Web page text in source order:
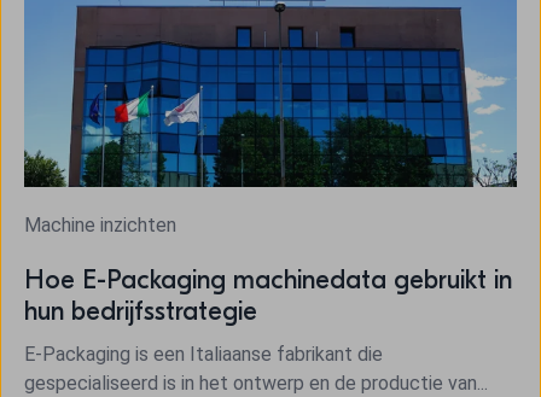
Machine inzichten
Hoe E-Packaging machinedata gebruikt in
hun bedrijfsstrategie
E-Packaging is een Italiaanse fabrikant die
gespecialiseerd is in het ontwerp en de productie van...